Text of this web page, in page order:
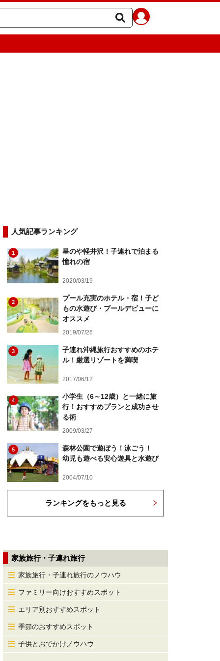
人気記事ランキング
1
星のや軽井沢！子連れで泊まる
憧れの宿
2020/03/19
2
プール充実のホテル・宿！子ど
もの水遊び・プールデビューに
オススメ
2019/07/26
3
子連れ沖縄旅行おすすめのホテ
ル！厳選リゾートを満喫
2017/06/12
4
小学生（6～12歳）と一緒に旅
行！おすすめプランと成功させ
る術
2009/03/27
5
森林公園で遊ぼう！泳ごう！
幼児も遊べる安心遊具と水遊び
2004/07/10
ランキングをもっと見る
家族旅行・子連れ旅行
家族旅行・子連れ旅行のノウハウ
ファミリー向けおすすめスポット
エリア別おすすめスポット
季節のおすすめスポット
子供とおでかけノウハウ